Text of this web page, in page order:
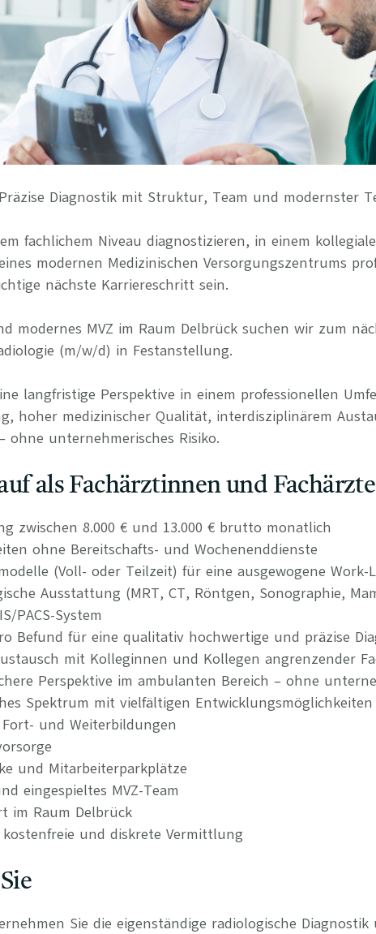
Ihre
Diagnostik mit Struktur, Team und modernster
fachlichem Niveau diagnostizieren, in einem
modernen Medizinischen Versorgungszentrums
nächste Karriereschritt sein.
modernes MVZ im Raum Delbrück suchen wir zum
(m/w/d) in Festanstellung.
langfristige Perspektive in einem professionellen
hoher medizinischer Qualität, interdisziplinärem
ohne unternehmerisches Risiko.
als Fachärztinnen und
zwischen 8.000 € und 13.000 € brutto monatlich
ohne Bereitschafts- und Wochenenddienste
(Voll- oder Teilzeit) für eine ausgewogene Work-
Ausstattung (MRT, CT, Röntgen, Sonographie,
PACS-System
Befund für eine qualitativ hochwertige und präzise
mit Kolleginnen und Kollegen angrenzender
Perspektive im ambulanten Bereich – ohne
Spektrum mit vielfältigen Entwicklungsmöglichkeiten
und Weiterbildungen
und Mitarbeiterparkplätze
eingespieltes MVZ-Team
im Raum Delbrück
und diskrete Vermittlung
Sie die eigenständige radiologische